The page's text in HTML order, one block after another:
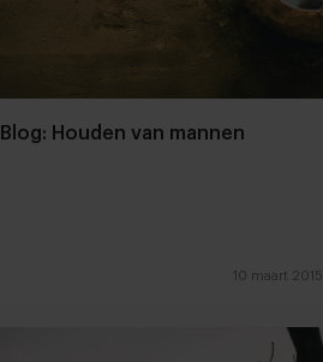
Blog: Houden van mannen
10 maart 2015